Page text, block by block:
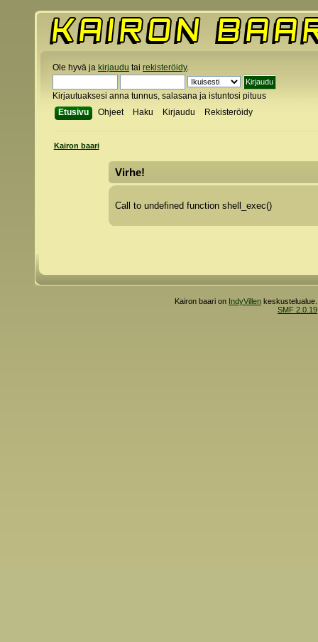
Ole hyvä ja kirjaudu tai rekisteröidy.
Kirjautuaksesi anna tunnus, salasana ja istuntosi pituus
Etusivu
Ohjeet Haku Kirjaudu Rekisteröidy
Kairon baari
Virhe!
Call to undefined function shell_exec()
Kairon baari on IndyVillen
SMF 2.0.19